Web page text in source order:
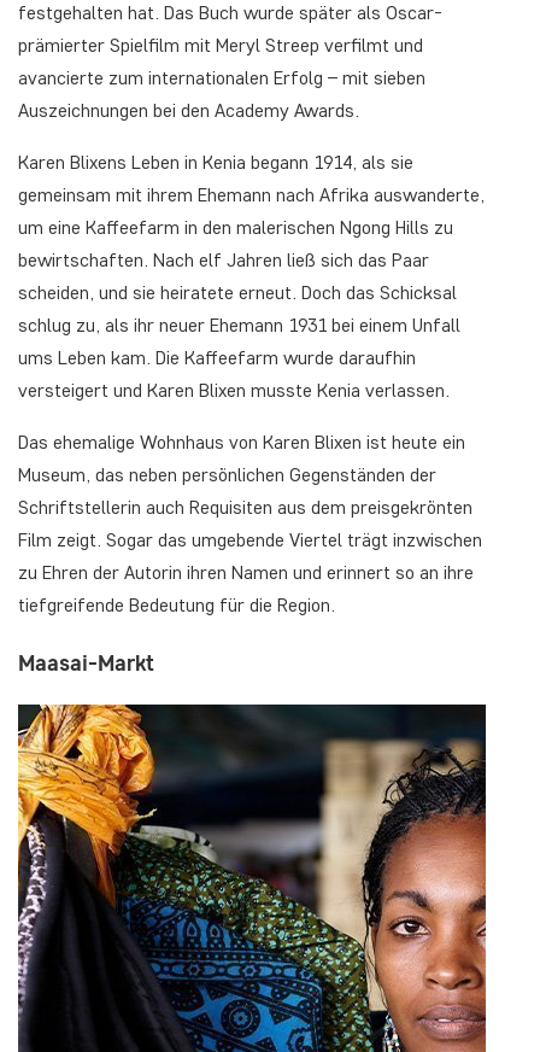
festgehalten hat. Das Buch wurde später als Oscar-
prämierter Spielfilm mit Meryl Streep verfilmt und
avancierte zum internationalen Erfolg – mit sieben
Auszeichnungen bei den Academy Awards.
Karen Blixens Leben in Kenia begann 1914, als sie
gemeinsam mit ihrem Ehemann nach Afrika auswanderte,
um eine Kaffeefarm in den malerischen Ngong Hills zu
bewirtschaften. Nach elf Jahren ließ sich das Paar
scheiden, und sie heiratete erneut. Doch das Schicksal
schlug zu, als ihr neuer Ehemann 1931 bei einem Unfall
ums Leben kam. Die Kaffeefarm wurde daraufhin
versteigert und Karen Blixen musste Kenia verlassen.
Das ehemalige Wohnhaus von Karen Blixen ist heute ein
Museum, das neben persönlichen Gegenständen der
Schriftstellerin auch Requisiten aus dem preisgekrönten
Film zeigt. Sogar das umgebende Viertel trägt inzwischen
zu Ehren der Autorin ihren Namen und erinnert so an ihre
tiefgreifende Bedeutung für die Region.
Maasai-Markt